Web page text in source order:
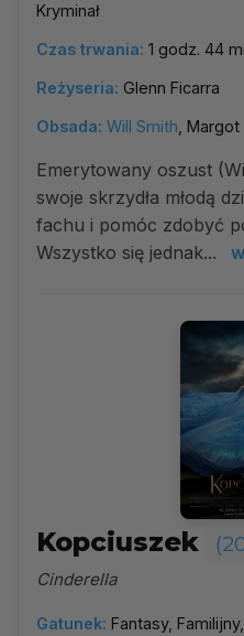
Kryminał
Czas trwania: 1 godz. 44
Reżyseria: Glenn Ficarra
Obsada: Will Smith ,
Emerytowany oszust
swoje skrzydła młodą
fachu i pomóc zdobyć
Wszystko się jednak...
Kopciuszek
Cinderella
Gatunek: Fantasy,